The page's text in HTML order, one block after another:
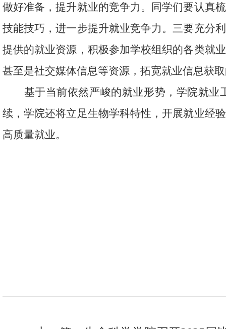
做好准备，提升就业的竞争力。同学们要认真
技能技巧，进一步提升就业竞争力。 三要充分
提供的就业资源，积极参加学校组织的各类就
甚至是社交媒体信息等资源，拓宽就业信息获
基于当前依然严峻的就业形势，学院就
续，学院还将立足生物学科特性，开展就业经
高质量就业。